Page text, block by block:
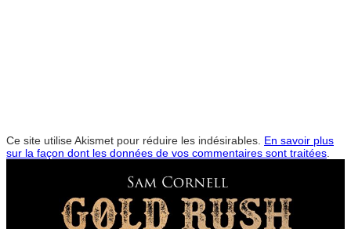
Ce site utilise Akismet pour réduire les indésirables. En savoir plus
sur la façon dont les données de vos commentaires sont traitées